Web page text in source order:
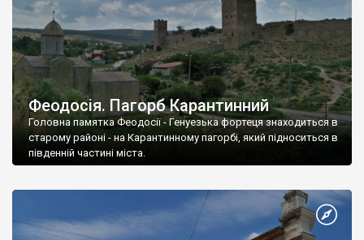
Феодосія. Пагорб Карантинний
Головна памятка Феодосії - Генуезька фортеця знаходиться в
старому районі - на Карантинному пагорбі, який підноситься в
південній частині міста.